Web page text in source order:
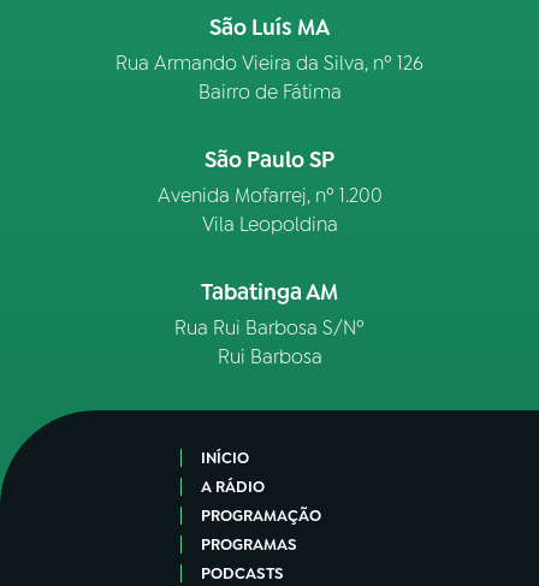
São Luís MA
Rua Armando Vieira da Silva, nº 126
Bairro de Fátima
São Paulo SP
Avenida Mofarrej, nº 1.200
Vila Leopoldina
Tabatinga AM
Rua Rui Barbosa S/Nº
Rui Barbosa
INÍCIO
A RÁDIO
PROGRAMAÇÃO
PROGRAMAS
PODCASTS